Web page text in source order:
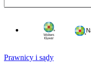
Prawnicy i sądy